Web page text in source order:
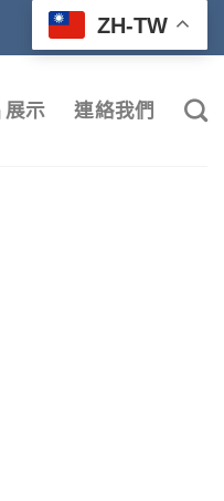
ZH-TW
展示 連絡我們